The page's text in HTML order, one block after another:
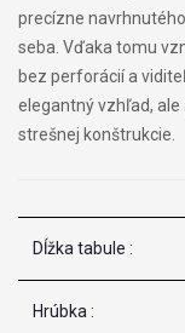
precízne
seba. Vďaka tomu
bez perforácií a
elegantný vzhľad, ale
strešnej konštrukcie.
Dĺžka tabule :
Hrúbka :